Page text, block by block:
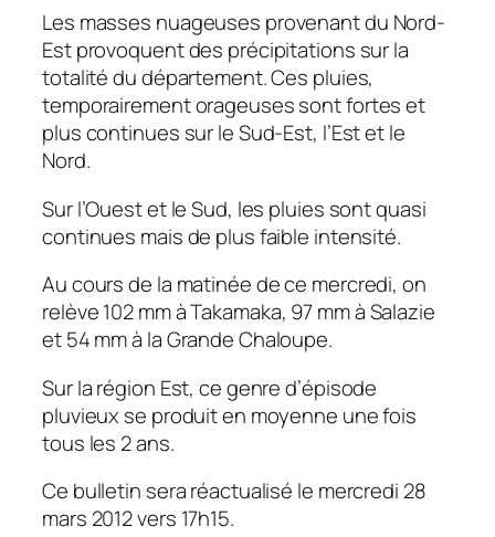
Les masses nuageuses provenant du Nord-
Est provoquent des précipitations sur la
totalité du département. Ces pluies,
temporairement orageuses sont fortes et
plus continues sur le Sud-Est, l’Est et le
Nord.
Sur l’Ouest et le Sud, les pluies sont quasi
continues mais de plus faible intensité.
Au cours de la matinée de ce mercredi, on
relève 102 mm à Takamaka, 97 mm à Salazie
et 54 mm à la Grande Chaloupe.
Sur la région Est, ce genre d’épisode
pluvieux se produit en moyenne une fois
tous les 2 ans.
Ce bulletin sera réactualisé le mercredi 28
mars 2012 vers 17h15.